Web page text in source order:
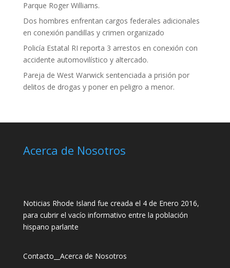
Parque Roger Williams.
Dos hombres enfrentan cargos federales adicionales
en conexión pandillas y crimen organizado
Policía Estatal RI reporta 3 arrestos en conexión con
accidente automovilístico y altercado.
Pareja de West Warwick sentenciada a prisión por
delitos de drogas y poner en peligro a menor.
Acerca de Nosotros
Noticias Rhode Island fue creada el 4 de Enero 2016,
para cubrir el vacío informativo entre la población
hispano parlante
Contacto Acerca de Nosotros